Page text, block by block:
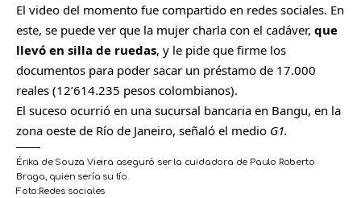
El video del momento fue compartido en redes sociales. En
este, se puede ver que la mujer charla con el cadáver, que
llevó en silla de ruedas, y le pide que firme los
documentos para poder sacar un préstamo de 17.000
reales (12’614.235 pesos colombianos).
El suceso ocurrió en una sucursal bancaria en Bangu, en la
zona oeste de Río de Janeiro, señaló el medio G1.
Érika de Souza Vieira aseguró ser la cuidadora de Paulo Roberto
Braga, quien sería su tío.
Foto:Redes sociales